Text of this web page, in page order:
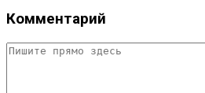
Комментарий